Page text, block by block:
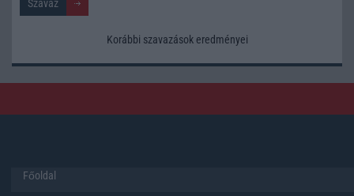
Korábbi szavazások eredményei
Főoldal